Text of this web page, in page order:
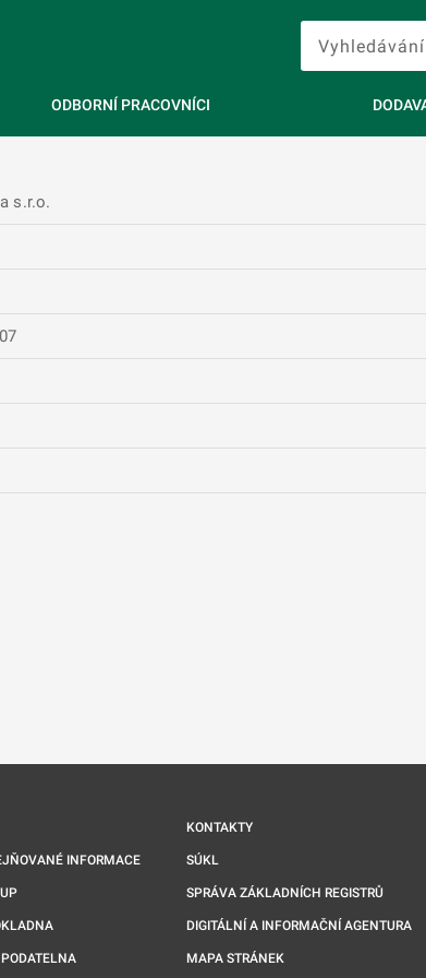
ODBORNÍ PRACOVNÍCI
s.r.o.
INFORMACE
KONTAKTY
SÚKL
SPRÁVA ZÁKLADNÍCH REGISTRŮ
DIGITÁLNÍ A INFORMAČNÍ AGENTURA
MAPA STRÁNEK